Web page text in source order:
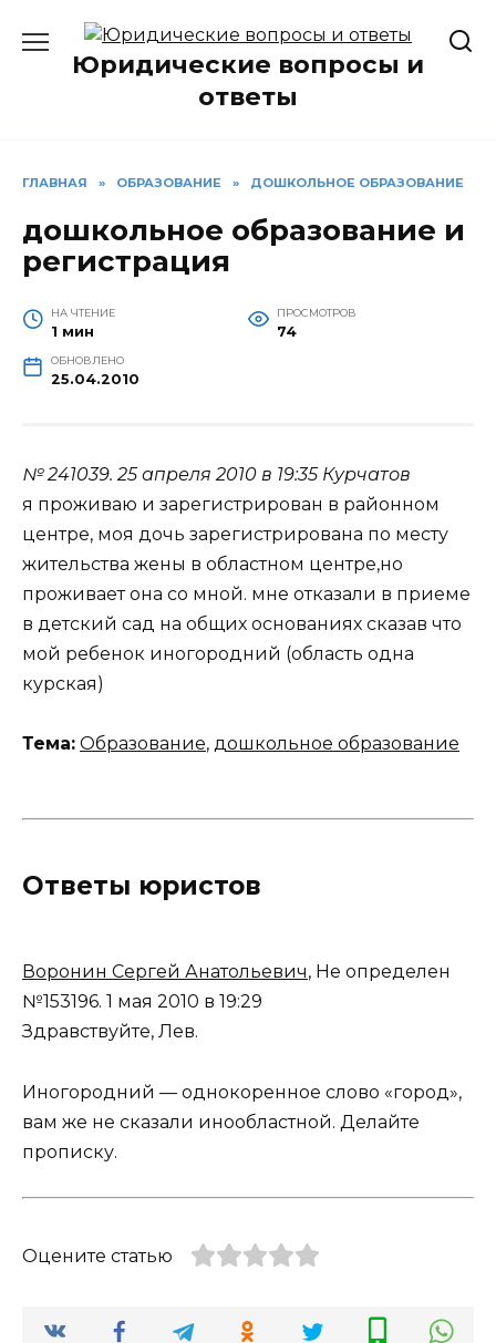
содержаниюЮридические вопросы и
ответы
ГЛАВНАЯ » ОБРАЗОВАНИЕ » ДОШКОЛЬНОЕ ОБРАЗОВАНИЕ
дошкольное образование и
регистрация
НА ЧТЕНИЕ
1 мин
ПРОСМОТРОВ
74
ОБНОВЛЕНО
25.04.2010
№ 241039. 25 апреля 2010 в 19:35 Курчатов
я проживаю и зарегистрирован в районном
центре, моя дочь зарегистрирована по месту
жительства жены в областном центре,но
проживает она со мной. мне отказали в приеме
в детский сад на общих основаниях сказав что
мой ребенок иногородний (область одна
курская)
Тема: Образование, дошкольное образование
Ответы юристов
Воронин Сергей Анатольевич, Не определен
№153196. 1 мая 2010 в 19:29
Здравствуйте, Лев.
Иногородний — однокоренное слово «город»,
вам же не сказали инообластной. Делайте
прописку.
Оцените статью